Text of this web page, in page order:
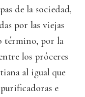
de la sociedad,
por las viejas
término, por la
los próceres
al igual que
e